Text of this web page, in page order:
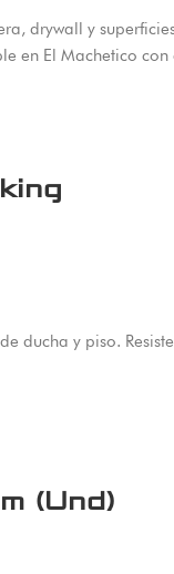
drywall y
en El Machetico
ducha y piso.
(Und)